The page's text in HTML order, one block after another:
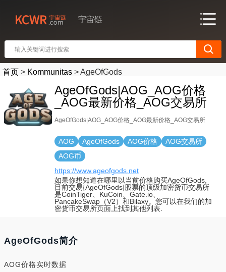
宇宙链
首页 > Kommunitas >AgeOfGods
AgeOfGods|AOG_AOG价格
_AOG最新价格_AOG交易所
AgeOfGods|AOG_AOG价格_AOG最新价格_AOG交易所
AOG AgeOfGods AOG价格
AOG交易所
AOG币
https://www.ageofgods.net
如果你想知道在哪里以当前价格购买AgeOfGods,
目前交易{AgeOfGods]股票的顶级加密货币交易所
是CoinTiger、KuCoin、Gate.io、
PancakeSwap（V2）和Bilaxy。您可以在我们的加
密货币交易所页面上找到其他列表.
AgeOfGods简介
AOG价格实时数据